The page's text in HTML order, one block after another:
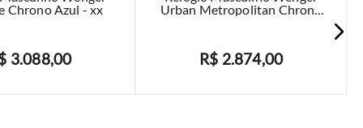
Chrono Azul - xx
3.088,00
AVISE-ME
Urban Metropolitan Chrono
R$ 2.874,00
AVISE-ME